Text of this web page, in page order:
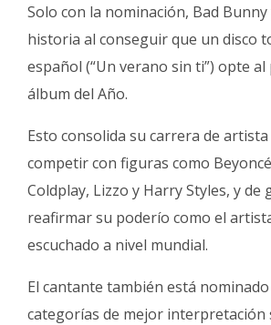
Solo con la nominación, Bad
historia al conseguir que un disco
español (“Un verano sin ti”) opte
álbum del Año.
Esto consolida su carrera de
competir con figuras como
Coldplay, Lizzo y Harry Styles, y de
reafirmar su poderío como el
escuchado a nivel mundial.
El cantante también está
categorías de mejor interpretación